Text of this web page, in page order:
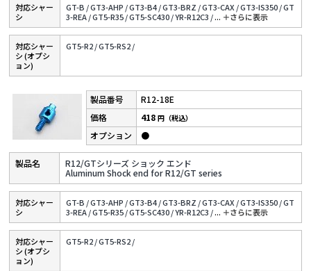
対応シャー
シ
GT-B /GT3-AHP /GT3-B4 /GT3-BRZ /GT3-CAX /GT3-IS350 /GT
3-REA /GT5-R35 /GT5-SC430 /YR-R12C3 /... ＋さらに表⽰
対応シャー
シ (オプシ
ョン)
GT5-R2 /GT5-RS2 /
R12-18E
R12/GTシリーズ ショック エンド
Aluminum Shock end for R12/GT series
418円（税込）
●
対応シャー
シ
GT-B /GT3-AHP /GT3-B4 /GT3-BRZ /GT3-CAX /GT3-IS350 /GT
3-REA /GT5-R35 /GT5-SC430 /YR-R12C3 /... ＋さらに表⽰
対応シャー
シ (オプシ
ョン)
GT5-R2 /GT5-RS2 /